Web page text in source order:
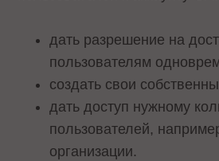
дать разрешение на
пользователям
создать свои
дать доступ нужному
пользователей,
организации.